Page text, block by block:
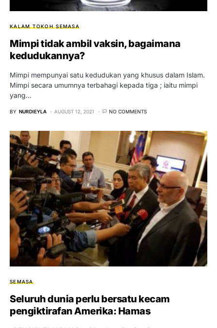
KALAM TOKOH SEMASA
Mimpi tidak ambil vaksin, bagaimana
kedudukannya?
Mimpi mempunyai satu kedudukan yang khusus dalam Islam.
Mimpi secara umumnya terbahagi kepada tiga ; iaitu mimpi
yang…
BY NURDIEYLA AUGUST 12, 2021 NO COMMENTS
SEMASA
Seluruh dunia perlu bersatu kecam
pengiktirafan Amerika: Hamas